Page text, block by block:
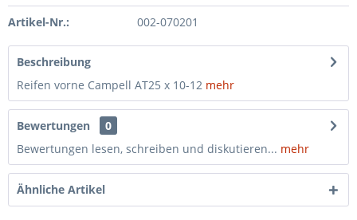
Artikel-Nr.: 002-070201
Beschreibung
Reifen vorne Campell AT25 x 10-12 mehr
Bewertungen
0
Bewertungen lesen, schreiben und diskutieren... mehr
Ähnliche Artikel